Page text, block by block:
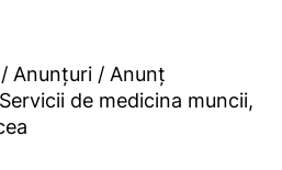
/ Anunțuri / Anunț
de medicina muncii,